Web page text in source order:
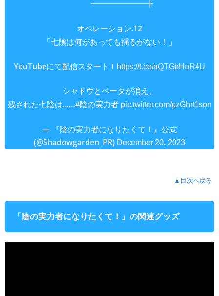
━━━━━━━╋
オペレーション.12
「七陰は何があっても揺るがない！」
YouTubeにて配信スタート！ https://t.co/aQTGbHoR4U
シャドウとベータが消え、
残された七陰は……#陰の実力者 pic.twitter.com/gzGhrt1son
— 『陰の実力者になりたくて！』公式
(@Shadowgarden_PR) December 20, 2023
▲目次へ戻る
「陰の実力者になりたくて！」の関連グッズ